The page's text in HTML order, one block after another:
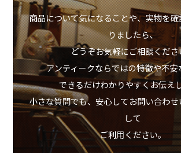
商品について気になることや、実物を
りましたら、
どうぞお気軽にご相談くださ
アンティークならではの特徴や不
できるだけわかりやすくお伝え
小さな質問でも、安心してお問い合わせ
して
ご利用ください。